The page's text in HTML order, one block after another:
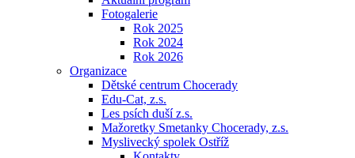
Fotogalerie
Rok 2025
Rok 2024
Rok 2026
Organizace
Dětské centrum Chocerady
Edu-Cat, z.s.
Les psích duší z.s.
Mažoretky Smetanky Chocerady, z.s.
Myslivecký spolek Ostříž